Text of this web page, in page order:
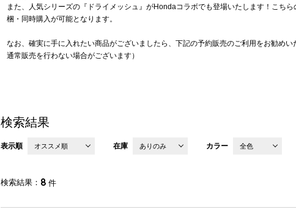
また、人気シリーズの『ドライメッシュ』がHondaコラボでも登場いたします！こち
梱・同時購入が可能となります。
なお、確実に手に入れたい商品がございましたら、下記の予約販売のご利用をお勧め
通常販売を行わない場合がございます）
検索結果
表示順 オススメ順 在庫 ありのみ カラー 全色
検索結果 8 件